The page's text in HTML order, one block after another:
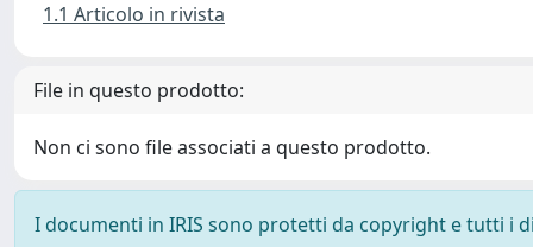
1.1 Articolo in rivista
File in questo prodotto:
Non ci sono file associati a questo prodotto.
I documenti in IRIS sono protetti da copyright e tutti i